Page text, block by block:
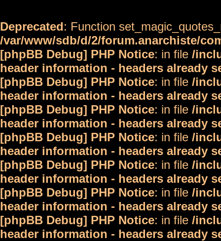
Deprecated: Function
/var/www/sdb/d/2/forum.anarchiste/
[phpBB Debug] PHP Notice: in file /
header information - headers already
[phpBB Debug] PHP Notice: in file /
header information - headers already
[phpBB Debug] PHP Notice: in file /
header information - headers already
[phpBB Debug] PHP Notice: in file /
header information - headers already
[phpBB Debug] PHP Notice: in file /
header information - headers already
[phpBB Debug] PHP Notice: in file /
header information - headers already
[phpBB Debug] PHP Notice: in file /
header information - headers already